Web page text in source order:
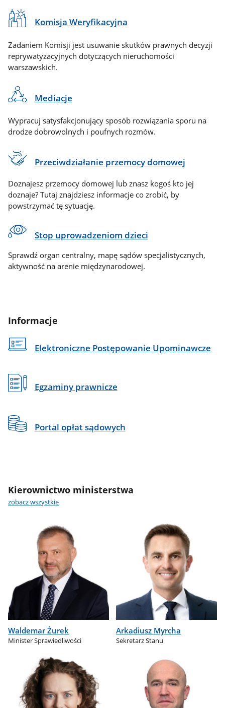
Komisja Weryfikacyjna
Zadaniem Komisji jest usuwanie skutków prawnych decyzji
reprywatyzacyjnych dotyczących nieruchomości
warszawskich.
Mediacje
Wypracuj satysfakcjonujący sposób rozwiązania sporu na
drodze dobrowolnych i poufnych rozmów.
Przeciwdziałanie przemocy domowej
Doznajesz przemocy domowej lub znasz kogoś kto jej
doznaje? Tutaj znajdziesz informacje co zrobić, by
powstrzymać tę sytuację.
Stop uprowadzeniom dzieci
Sprawdź organ centralny, mapę sądów specjalistycznych,
aktywność na arenie międzynarodowej.
Informacje
Elektroniczne Postępowanie Upominawcze
Egzaminy prawnicze
Portal opłat sądowych
Kierownictwo ministerstwa
zobacz wszystkie
Waldemar Żurek
Minister Sprawiedliwości
Arkadiusz Myrcha
Sekretarz Stanu